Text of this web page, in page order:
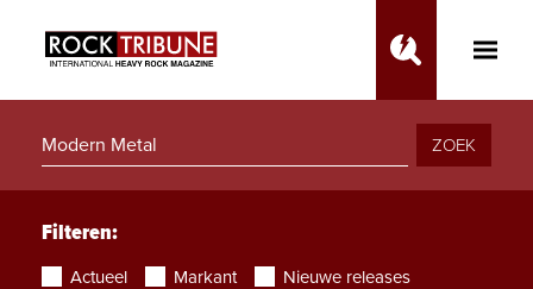
Toggle
ZOEK
Filteren:
Actueel Markant
Nieuwe releases